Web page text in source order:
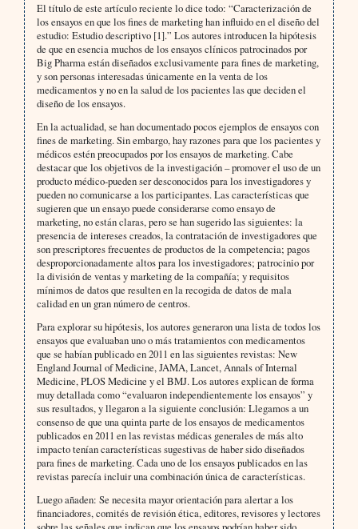
El título de este artículo reciente lo dice todo: “Caracterización de
los ensayos en que los fines de marketing han influido en el diseño del
estudio: Estudio descriptivo [1].” Los autores introducen la hipótesis
de que en esencia muchos de los ensayos clínicos patrocinados por
Big Pharma están diseñados exclusivamente para fines de marketing,
y son personas interesadas únicamente en la venta de los
medicamentos y no en la salud de los pacientes las que deciden el
diseño de los ensayos.
En la actualidad, se han documentado pocos ejemplos de ensayos con
fines de marketing. Sin embargo, hay razones para que los pacientes y
médicos estén preocupados por los ensayos de marketing. Cabe
destacar que los objetivos de la investigación – promover el uso de un
producto médico-pueden ser desconocidos para los investigadores y
pueden no comunicarse a los participantes. Las características que
sugieren que un ensayo puede considerarse como ensayo de
marketing, no están claras, pero se han sugerido las siguientes: la
presencia de intereses creados, la contratación de investigadores que
son prescriptores frecuentes de productos de la competencia; pagos
desproporcionadamente altos para los investigadores; patrocinio por
la división de ventas y marketing de la compañía; y requisitos
mínimos de datos que resulten en la recogida de datos de mala
calidad en un gran número de centros.
Para explorar su hipótesis, los autores generaron una lista de todos los
ensayos que evaluaban uno o más tratamientos con medicamentos
que se habían publicado en 2011 en las siguientes revistas: New
England Journal of Medicine, JAMA, Lancet, Annals of Internal
Medicine, PLOS Medicine y el BMJ. Los autores explican de forma
muy detallada como “evaluaron independientemente los ensayos” y
sus resultados, y llegaron a la siguiente conclusión: Llegamos a un
consenso de que una quinta parte de los ensayos de medicamentos
publicados en 2011 en las revistas médicas generales de más alto
impacto tenían características sugestivas de haber sido diseñados
para fines de marketing. Cada uno de los ensayos publicados en las
revistas parecía incluir una combinación única de características.
Luego añaden: Se necesita mayor orientación para alertar a los
financiadores, comités de revisión ética, editores, revisores y lectores